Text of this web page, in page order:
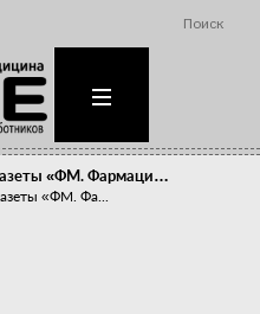
Поиск
«ФМ. Фармаци…
«ФМ. Фа...